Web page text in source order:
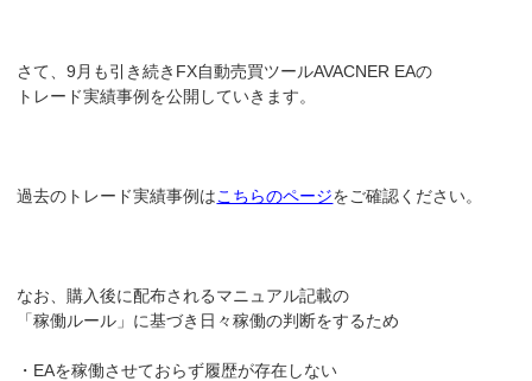
さて、9月も引き続きFX自動売買ツールAVACNER EAの
トレード実績事例を公開していきます。
過去のトレード実績事例はこちらのページをご確認ください。
なお、購入後に配布されるマニュアル記載の
「稼働ルール」に基づき日々稼働の判断をするため
・EAを稼働させておらず履歴が存在しない